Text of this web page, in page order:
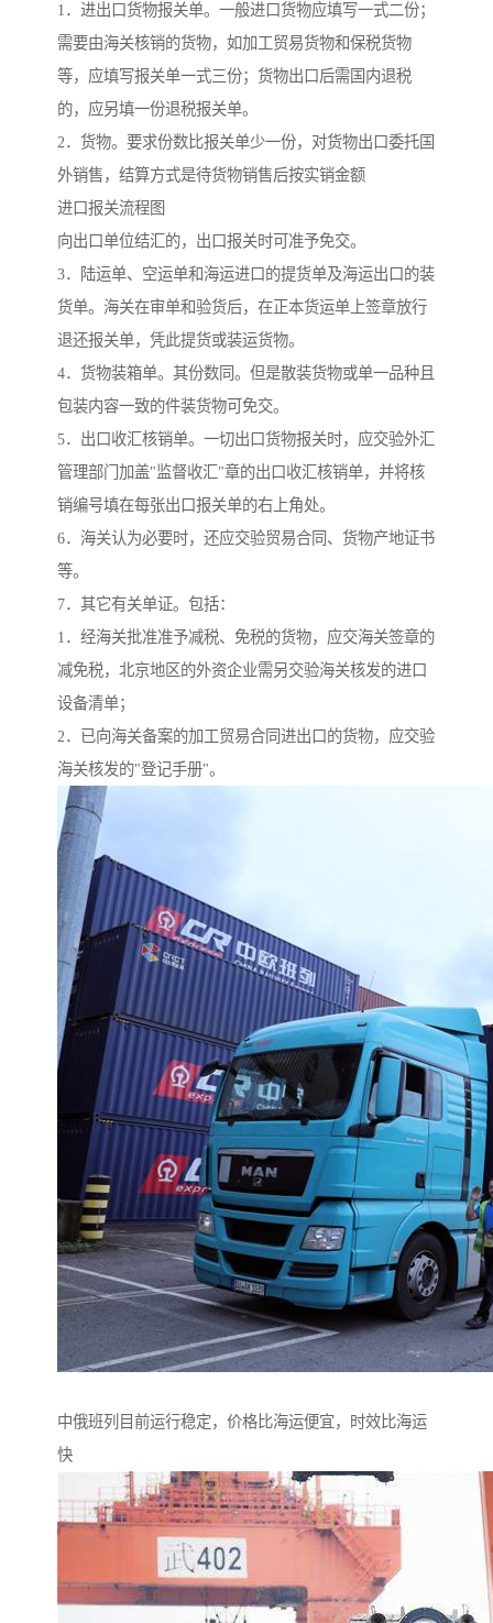
1．进出口货物报关单。一般进口货物应填写一式二份；
需要由海关核销的货物，如加工贸易货物和保税货物
等，应填写报关单一式三份；货物出口后需国内退税
的，应另填一份退税报关单。
2．货物。要求份数比报关单少一份，对货物出口委托国
外销售，结算方式是待货物销售后按实销金额
进口报关流程图
向出口单位结汇的，出口报关时可准予免交。
3．陆运单、空运单和海运进口的提货单及海运出口的装
货单。海关在审单和验货后，在正本货运单上签章放行
退还报关单，凭此提货或装运货物。
4．货物装箱单。其份数同。但是散装货物或单一品种且
包装内容一致的件装货物可免交。
5．出口收汇核销单。一切出口货物报关时，应交验外汇
管理部门加盖"监督收汇"章的出口收汇核销单，并将核
销编号填在每张出口报关单的右上角处。
6．海关认为必要时，还应交验贸易合同、货物产地证书
等。
7．其它有关单证。包括：
1．经海关批准准予减税、免税的货物，应交海关签章的
减免税，北京地区的外资企业需另交验海关核发的进口
设备清单；
2．已向海关备案的加工贸易合同进出口的货物，应交验
海关核发的"登记手册"。
中俄班列目前运行稳定，价格比海运便宜，时效比海运
快